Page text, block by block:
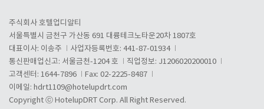
주식회사 호텔업디알티
서울특별시 금천구 가산동 691 대륭테크노타운20차 1807호
대표이사: 이송주
사업자등록번호: 441-87-01934
통신판매업신고: 서울금천-1204 호
직업정보: J1206020200010
고객센터: 1644-7896
Fax: 02-2225-8487
이메일: hdrt1109@hotelupdrt.com
Copyright ⓒ HotelupDRT Corp. All Right Reserved.